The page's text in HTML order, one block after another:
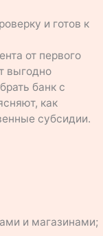
и готов к
от первого
выгодно
банк с
как
субсидии.
и магазинами;